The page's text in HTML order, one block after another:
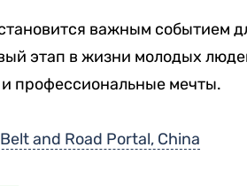
важным событием
этап в жизни молодых
профессиональные мечты.
and Road Portal, China